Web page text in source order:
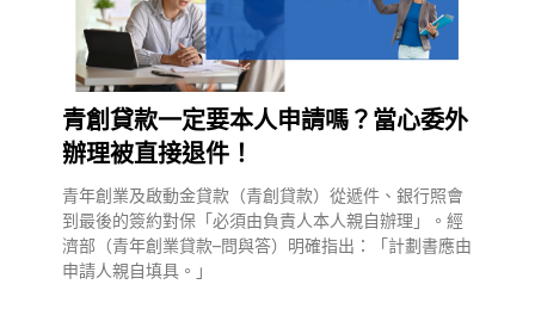
青創貸款一定要本人申請嗎？當心委外
辦理被直接退件！
青年創業及啟動金貸款（青創貸款）從遞件、銀行照會
到最後的簽約對保「必須由負責人本人親自辦理」。經
濟部（青年創業貸款–問與答）明確指出：「計劃書應由
申請人親自填具。」